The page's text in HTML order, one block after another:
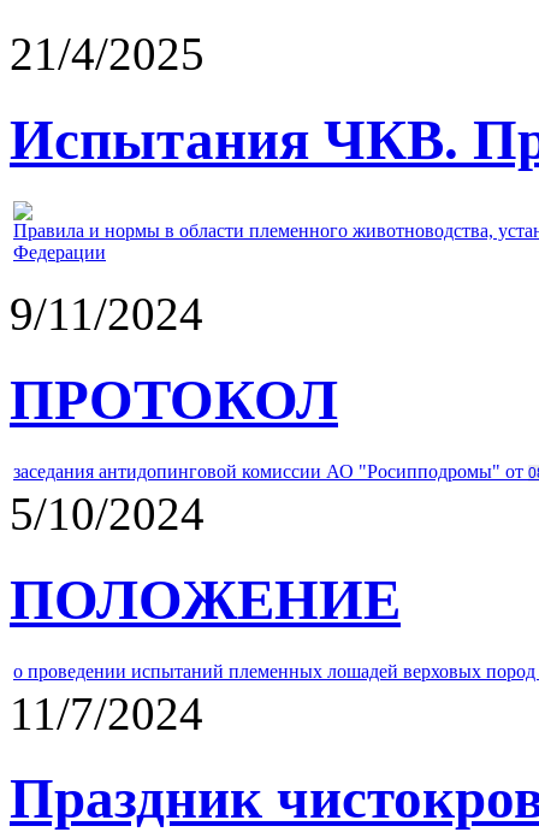
21/4/2025
Испытания ЧКВ.
Правила и нормы в области племенного животноводства,
Федерации
9/11/2024
ПРОТОКОЛ
заседания антидопинговой комиссии АО "Росипподромы" от
5/10/2024
ПОЛОЖЕНИЕ
о проведении испытаний племенных лошадей верховых
11/7/2024
Праздник